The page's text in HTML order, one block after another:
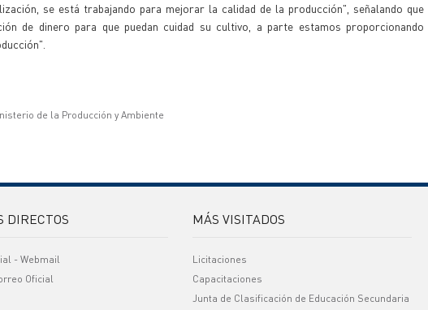
se está trabajando para mejorar la calidad de la producción", señalando que
de dinero para que puedan cuidad su cultivo, a parte estamos proporcionando
de la Producción y Ambiente
DIRECTOS
- Webmail
Oficial
MÁS VISITADOS
Licitaciones
Capacitaciones
Junta de Clasificación de Educación Secundaria